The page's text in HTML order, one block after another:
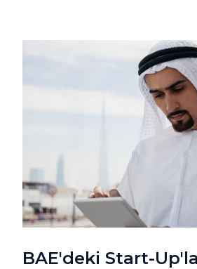
BAE'deki Start-